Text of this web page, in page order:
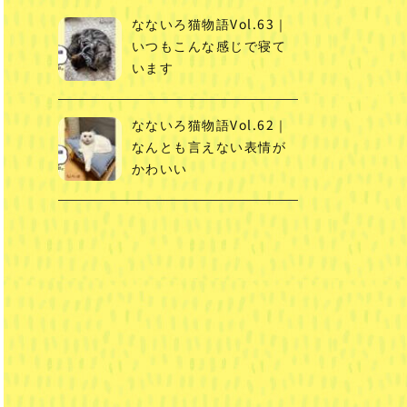
なないろ猫物語Vol.63｜
いつもこんな感じで寝て
います
なないろ猫物語Vol.62｜
なんとも言えない表情が
かわいい